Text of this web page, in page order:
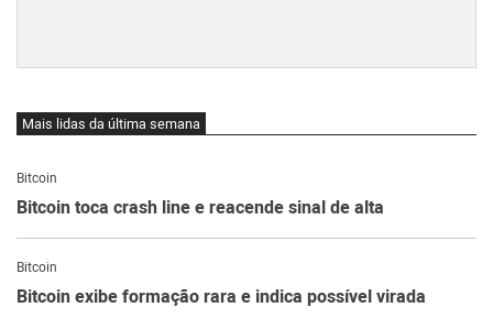
Mais lidas da última semana
Bitcoin
Bitcoin toca crash line e reacende sinal de alta
Bitcoin
Bitcoin exibe formação rara e indica possível virada